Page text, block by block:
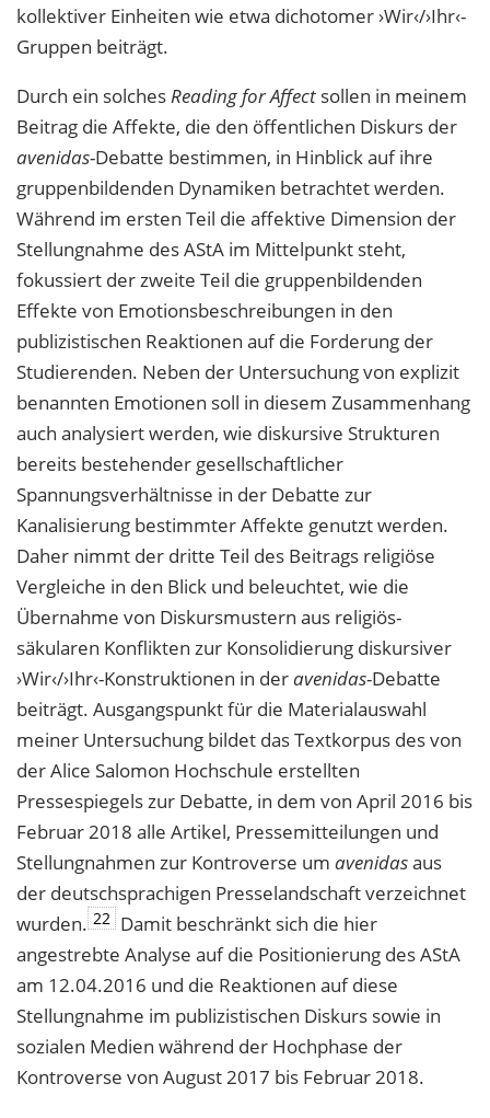
kollektiver Einheiten wie etwa dichotomer ›Wir‹/›Ihr‹-
Gruppen beiträgt.
Durch ein solchesReading for Affect sollen in meinem
Beitrag die Affekte, die den öffentlichen Diskurs der
avenidas-Debatte bestimmen, in Hinblick auf ihre
gruppenbildenden Dynamiken betrachtet werden.
Während im ersten Teil die affektive Dimension der
Stellungnahme des AStA im Mittelpunkt steht,
fokussiert der zweite Teil die gruppenbildenden
Effekte von Emotionsbeschreibungen in den
publizistischen Reaktionen auf die Forderung der
Studierenden. Neben der Untersuchung von explizit
benannten Emotionen soll in diesem Zusammenhang
auch analysiert werden, wie diskursive Strukturen
bereits bestehender gesellschaftlicher
Spannungsverhältnisse in der Debatte zur
Kanalisierung bestimmter Affekte genutzt werden.
Daher nimmt der dritte Teil des Beitrags religiöse
Vergleiche in den Blick und beleuchtet, wie die
Übernahme von Diskursmustern aus religiös-
säkularen Konflikten zur Konsolidierung diskursiver
›Wir‹/›Ihr‹-Konstruktionen in deravenidas-Debatte
beiträgt. Ausgangspunkt für die Materialauswahl
meiner Untersuchung bildet das Textkorpus des von
der Alice Salomon Hochschule erstellten
Pressespiegels zur Debatte, in dem von April 2016 bis
Februar 2018 alle Artikel, Pressemitteilungen und
Stellungnahmen zur Kontroverse um avenidasaus
der deutschsprachigen Presselandschaft verzeichnet
wurden. 22 Damit beschränkt sich die hier
angestrebte Analyse auf die Positionierung des AStA
am 12.04.2016 und die Reaktionen auf diese
Stellungnahme im publizistischen Diskurs sowie in
sozialen Medien während der Hochphase der
Kontroverse von August 2017 bis Februar 2018.